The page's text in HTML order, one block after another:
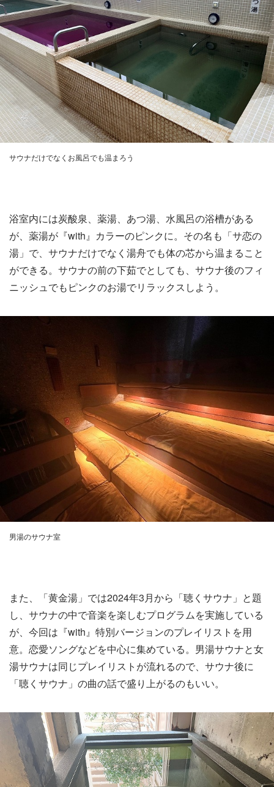
サウナだけでなくお風呂でも温まろう
浴室内には炭酸泉、薬湯、あつ湯、水風呂の浴槽がある
が、薬湯が『with』カラーのピンクに。その名も「サ恋の
湯」で、サウナだけでなく湯舟でも体の芯から温まること
ができる。サウナの前の下茹でとしても、サウナ後のフィ
ニッシュでもピンクのお湯でリラックスしよう。
男湯のサウナ室
また、「黄金湯」では2024年3月から「聴くサウナ」と題
し、サウナの中で音楽を楽しむプログラムを実施している
が、今回は『with』特別バージョンのプレイリストを用
意。恋愛ソングなどを中心に集めている。男湯サウナと女
湯サウナは同じプレイリストが流れるので、サウナ後に
「聴くサウナ」の曲の話で盛り上がるのもいい。